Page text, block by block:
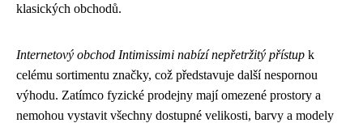
klasických obchodů.
Internetový obchod Intimissimi nabízí nepřetržitý přístup k
celému sortimentu značky, což představuje další nespornou
výhodu. Zatímco fyzické prodejny mají omezené prostory a
nemohou vystavit všechny dostupné velikosti, barvy a modely